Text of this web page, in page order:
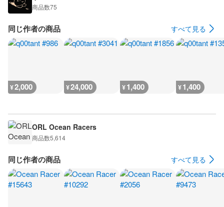
商品数75
同じ作者の商品 すべて見る
¥2,000 ¥24,000 ¥1,400 ¥1,400
ORL Ocean Racers
商品数5,614
同じ作者の商品 すべて見る